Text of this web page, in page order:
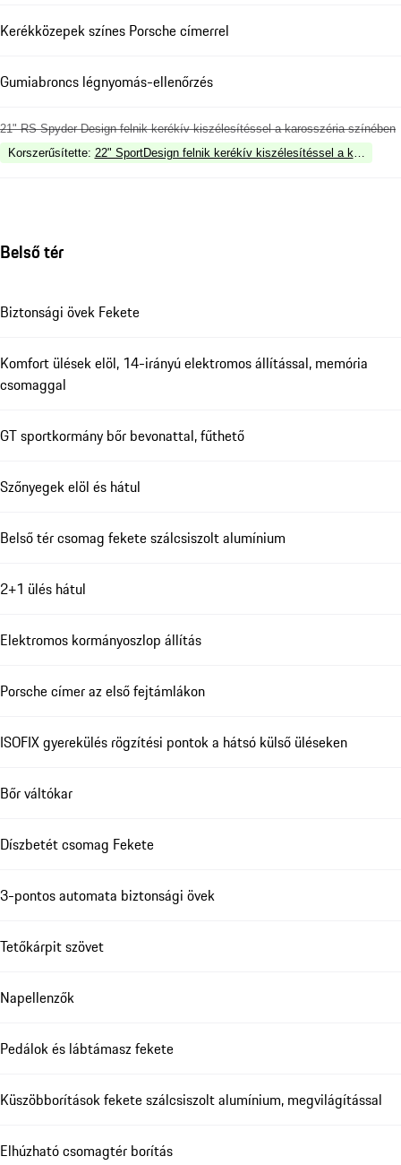
Kerékközepek színes Porsche címerrel
Gumiabroncs légnyomás-ellenőrzés
21" RS Spyder Design felnik kerékív kiszélesítéssel a karosszéria színében
Korszerűsítette: 22" SportDesign felnik kerékív kiszélesítéssel a
Belső tér
Biztonsági övek Fekete
Komfort ülések elöl, 14-irányú elektromos állítással, memória
csomaggal
GT sportkormány bőr bevonattal, fűthető
Szőnyegek elöl és hátul
Belső tér csomag fekete szálcsiszolt alumínium
2+1 ülés hátul
Elektromos kormányoszlop állítás
Porsche címer az első fejtámlákon
ISOFIX gyerekülés rögzítési pontok a hátsó külső üléseken
Bőr váltókar
Díszbetét csomag Fekete
3-pontos automata biztonsági övek
Tetőkárpit szövet
Napellenzők
Pedálok és lábtámasz fekete
Küszöbborítások fekete szálcsiszolt alumínium, megvilágítással
Elhúzható csomagtér borítás